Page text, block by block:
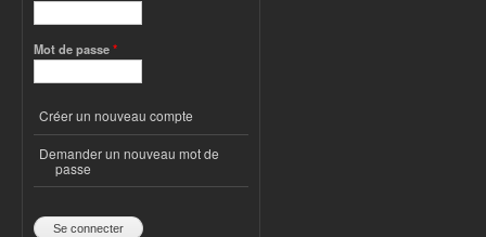
Mot de passe*
Créer un nouveau compte
Demander un nouveau mot de
passe